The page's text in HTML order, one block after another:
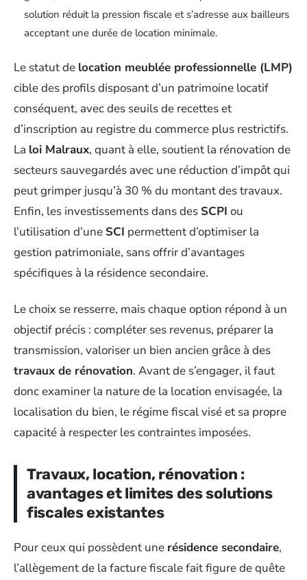
solution réduit la pression fiscale et s’adresse aux bailleurs
acceptant une durée de location minimale.
Le statut de location meublée professionnelle (LMP)
cible des profils disposant d’un patrimoine locatif
conséquent, avec des seuils de recettes et
d’inscription au registre du commerce plus restrictifs.
La loi Malraux, quant à elle, soutient la rénovation de
secteurs sauvegardés avec une réduction d’impôt qui
peut grimper jusqu’à 30 % du montant des travaux.
Enfin, les investissements dans des SCPI ou
l’utilisation d’une SCI permettent d’optimiser la
gestion patrimoniale, sans offrir d’avantages
spécifiques à la résidence secondaire.
Le choix se resserre, mais chaque option répond à un
objectif précis : compléter ses revenus, préparer la
transmission, valoriser un bien ancien grâce à des
travaux de rénovation. Avant de s’engager, il faut
donc examiner la nature de la location envisagée, la
localisation du bien, le régime fiscal visé et sa propre
capacité à respecter les contraintes imposées.
Travaux, location, rénovation :
avantages et limites des solutions
fiscales existantes
Pour ceux qui possèdent une résidence secondaire,
l’allègement de la facture fiscale fait figure de quête